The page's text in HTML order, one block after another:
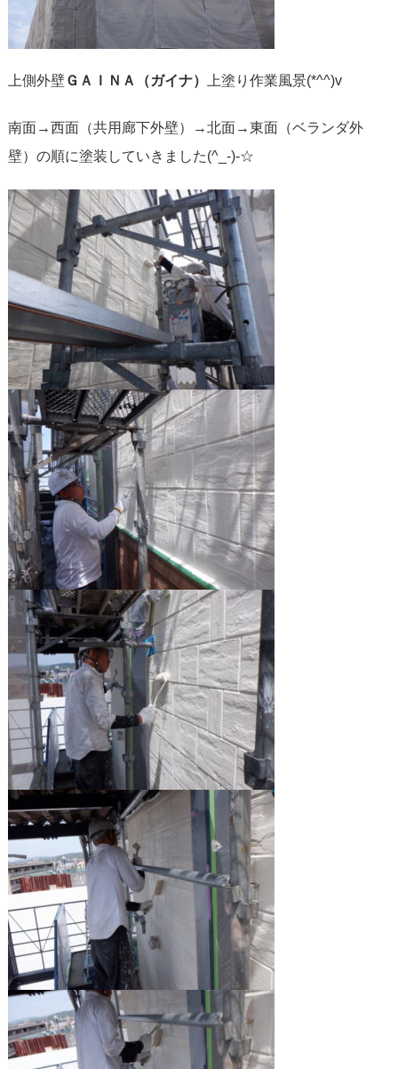
上側外壁ＧＡＩＮＡ（ガイナ） 上塗り作業風景(*^^)v
南面→西面（共用廊下外壁）→北面→東面（ベランダ外
壁）の順に塗装していきました(^_-)-☆